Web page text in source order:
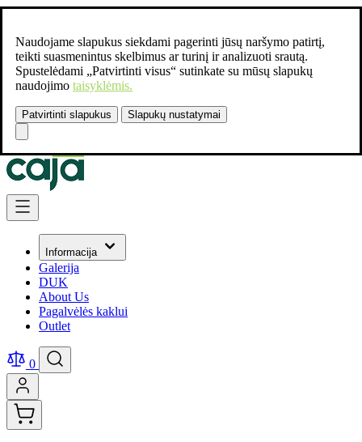
Naudojame slapukus siekdami pagerinti jūsų naršymo patirtį,
teikti suasmenintus skelbimus ar turinį ir analizuoti srautą.
Spustelėdami „Patvirtinti visus“ sutinkate su mūsų slapukų
naudojimo taisyklėmis.
Patvirtinti slapukus Slapukų nustatymai
Susisiekite:
Skip to Content
Informacija
Galerija
DUK
About Us
Pagalvėlės kaklui
Outlet
0